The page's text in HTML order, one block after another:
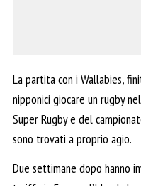
La partita con i Wallabies,
nipponici giocare un rugby
Super Rugby e del
sono trovati a proprio agio.
Due settimane dopo hanno